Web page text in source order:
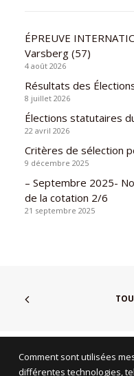
ÉPREUVE
Varsberg (57)
4 août 2026
Résultats des
8 juillet 2026
Élections statutaires
22 avril 2026
Critères de sélection
9 décembre 2025
– Septembre 2025-
de la cotation 2/6
21 septembre 2025
Comment sont utilisées
différentes technologies,